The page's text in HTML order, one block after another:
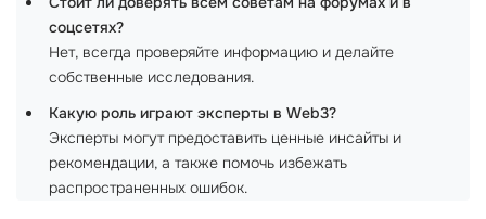
соцсетях?
Нет, всегда проверяйте информацию и делайте
собственные исследования.
Какую роль играют эксперты в Web3?
Эксперты могут предоставить ценные инсайты и
рекомендации, а также помочь избежать
распространенных ошибок.